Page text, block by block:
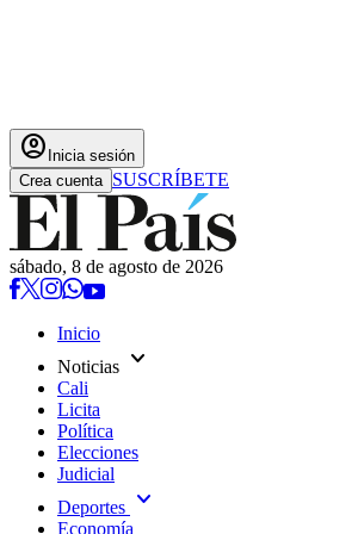
account_circle Inicia sesión
Crea cuenta SUSCRÍBETE
sábado, 8 de agosto de 2026
Inicio
Noticias expand_more
Cali
Licita
Política
Elecciones
Judicial
Deportes expand_more
Economía